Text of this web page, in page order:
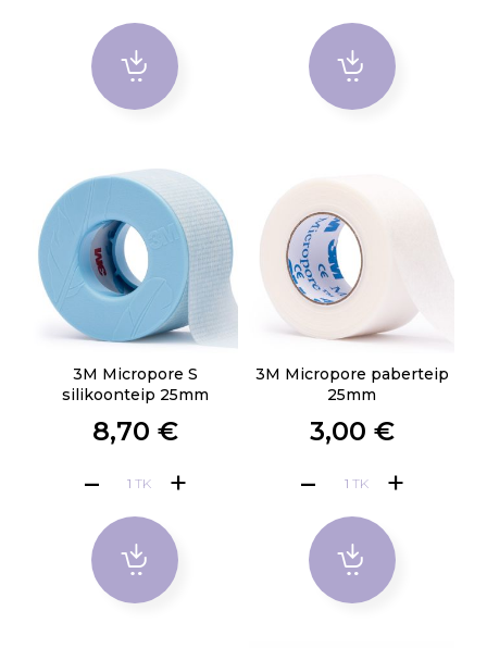
3M Micropore S
silikoonteip 25mm
8,70 €
TK
3M Micropore paberteip
25mm
3,00 €
TK